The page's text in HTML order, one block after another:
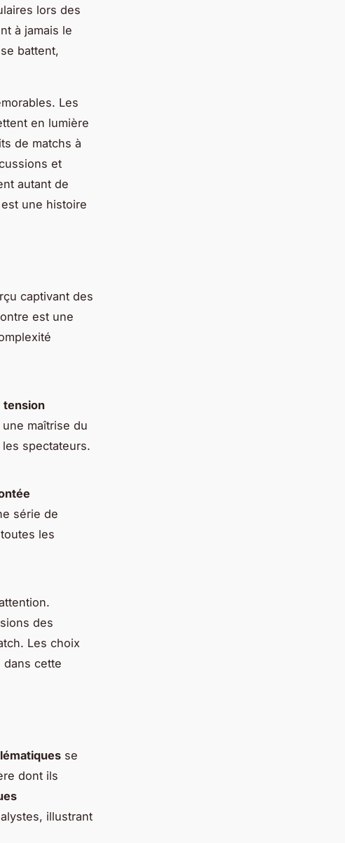
lors des
à jamais le
battent,
Les
en lumière
de matchs à
et
autant de
une histoire
captivant des
est une
tension
maîtrise du
spectateurs.
série de
les
des
Les choix
dans cette
se
dont ils
illustrant